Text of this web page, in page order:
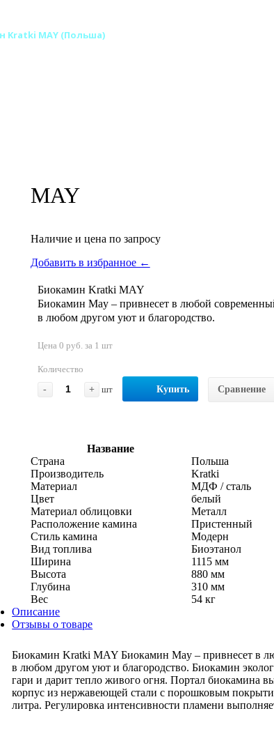
Kratki MAY (Польша)
MAY
Наличие и цена по запросу
Добавить в избранное ←
Биокамин Kratki MAY
Биокамин May – привнесет в любой
в любом другом уют и благородство.
Цена 0 руб. за 1 шт
Количество
-
+ шт Купить Сравнение
Название
Страна
Польша
Производитель
Kratki
Материал
МДФ / сталь
Цвет
белый
Материал облицовки
Металл
Расположение камина
Пристенный
Стиль камина
Модерн
Вид топлива
Биоэтанол
Ширина
1115 мм
Высота
880 мм
Глубина
310 мм
Вес
54 кг
Описание
Отзывы о товаре
Биокамин Kratki MAY Биокамин May – привнесет в
в любом другом уют и благородство. Биокамин
гари и дарит тепло живого огня. Портал
корпус из нержавеющей стали с порошковым
литра. Регулировка интенсивности пламени